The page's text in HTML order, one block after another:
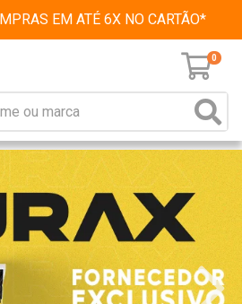
EM ATÉ 6X NO CARTÃO*
0